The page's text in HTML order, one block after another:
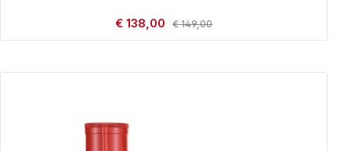
Verkaufspreis:
€ 138,00 Regulärer Preis:
€ 149,00